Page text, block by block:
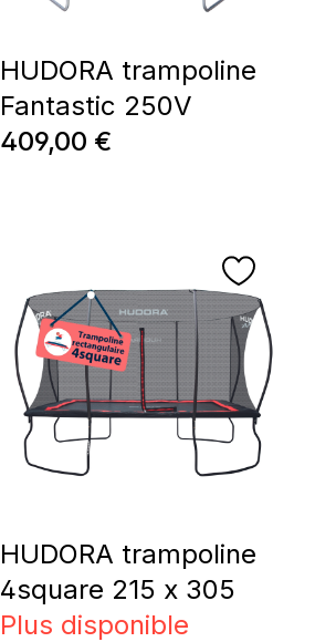
HUDORA trampoline
Fantastic 250V
Prix régulier :
409,00 €
HUDORA trampoline
4square 215 x 305
Plus disponible